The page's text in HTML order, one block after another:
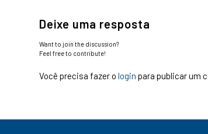
Deixe uma resposta
Want to join the discussion?
Feel free to contribute!
Você precisa fazer o login para publicar um